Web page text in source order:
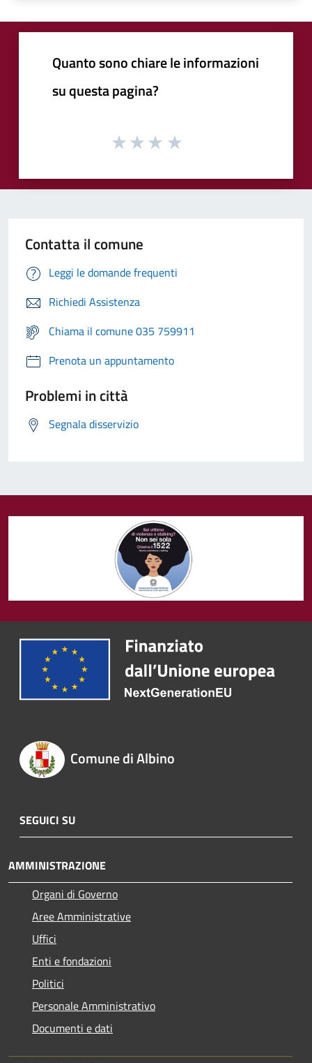
Quanto sono chiare le informazioni
su questa pagina?
Contatta il comune
Leggi le domande frequenti
Richiedi Assistenza
Chiama il comune 035 759911
Prenota un appuntamento
Problemi in città
Segnala disservizio
Comune di Albino
SEGUICI SU
AMMINISTRAZIONE
Organi di Governo
Aree Amministrative
Uffici
Enti e fondazioni
Politici
Personale Amministrativo
Documenti e dati